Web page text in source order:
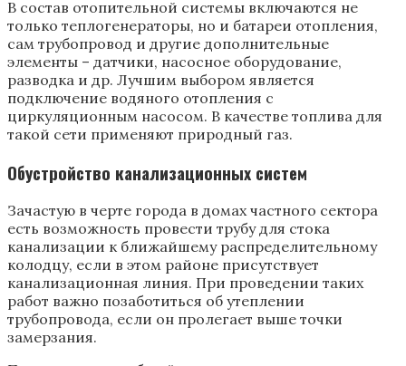
В состав отопительной системы включаются не
только теплогенераторы, но и батареи отопления,
сам трубопровод и другие дополнительные
элементы – датчики, насосное оборудование,
разводка и др. Лучшим выбором является
подключение водяного отопления с
циркуляционным насосом. В качестве топлива для
такой сети применяют природный газ.
Обустройство канализационных систем
Зачастую в черте города в домах частного сектора
есть возможность провести трубу для стока
канализации к ближайшему распределительному
колодцу, если в этом районе присутствует
канализационная линия. При проведении таких
работ важно позаботиться об утеплении
трубопровода, если он пролегает выше точки
замерзания.